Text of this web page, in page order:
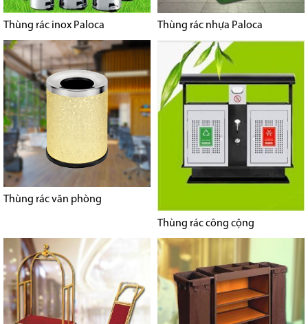
Thùng rác inox Paloca Thùng rác nhựa Paloca
Thùng rác văn phòng
Thùng rác công cộng